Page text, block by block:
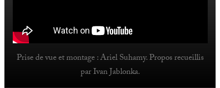
Prise de vue et montage : Ariel Suhamy. Propos recueillis
par Ivan Jablonka.